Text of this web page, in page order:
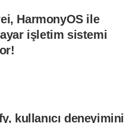
HarmonyOS ile
işletim sistemi
kullanıcı deneyimini